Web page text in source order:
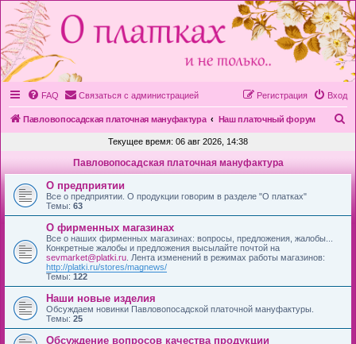
FAQ Связаться с администрацией Вход
Регистрация
Павловопосадская платочная мануфактура Наш платочный форум
с
Текущее время: 06 авг 2026, 14:38
Павловопосадская платочная мануфактура
О предприятии
Все о предприятии. О продукции говорим в разделе "О платках"
Темы: 63
О фирменных магазинах
Все о наших фирменных магазинах: вопросы, предложения, жалобы...
Конкретные жалобы и предложения высылайте почтой на
sevmarket@platki.ru . Лента изменений в режимах работы магазинов:
http://platki.ru/stores/magnews/
Темы: 122
Наши новые изделия
Обсуждаем новинки Павловопосадской платочной мануфактуры.
Темы: 25
Обсуждение вопросов качества продукции